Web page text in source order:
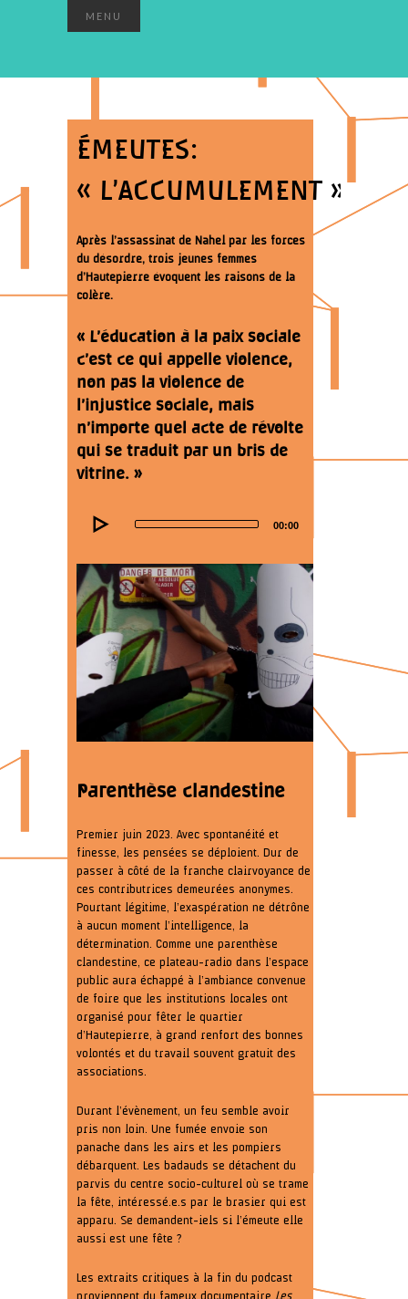
MENU
ÉMEUTES:
« L’ACCUMULEMENT »
Après l’assassinat de Nahel par les forces
du désordre, trois jeunes femmes
d’Hautepierre évoquent les raisons de la
colère.
« L’éducation à la paix sociale
c’est ce qui appelle violence,
non pas la violence de
l’injustice sociale, mais
n’importe quel acte de révolte
qui se traduit par un bris de
vitrine. »
Audio
Player
00:00
Parenthèse clandestine
Premier juin 2023. Avec spontanéité et
finesse, les pensées se déploient. Dur de
passer à côté de la franche clairvoyance de
ces contributrices demeurées anonymes.
Pourtant légitime, l’exaspération ne détrône
à aucun moment l’intelligence, la
détermination. Comme une parenthèse
clandestine, ce plateau-radio dans l’espace
public aura échappé à l’ambiance convenue
de foire que les institutions locales ont
organisé pour fêter le quartier
d’Hautepierre, à grand renfort des bonnes
volontés et du travail souvent gratuit des
associations.
Durant l’évènement, un feu semble avoir
pris non loin. Une fumée envoie son
panache dans les airs et les pompiers
débarquent. Les badauds se détachent du
parvis du centre socio-culturel où se trame
la fête, intéressé.e.s par le brasier qui est
apparu. Se demandent-iels si l’émeute elle
aussi est une fête ?
Les extraits critiques à la fin du podcast
proviennent du fameux documentaire Les